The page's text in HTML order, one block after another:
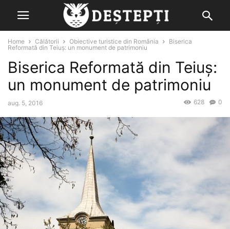
Home Călătorii Obiective turistice din România
Biserica
Reformată din Teiuș: un monument de patrimoniu
Biserica Reformată din Teiuș:
un monument de patrimoniu
aug. 5, 2016 0
628